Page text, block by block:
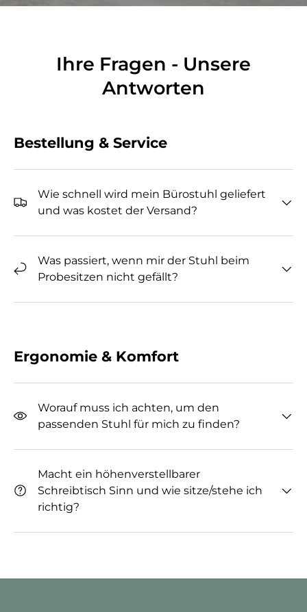
Ihre Fragen - Unsere
Antworten
Bestellung & Service
Wie schnell wird mein Bürostuhl geliefert
und was kostet der Versand?
Was passiert, wenn mir der Stuhl beim
Probesitzen nicht gefällt?
Ergonomie & Komfort
Worauf muss ich achten, um den
passenden Stuhl für mich zu finden?
Macht ein höhenverstellbarer
Schreibtisch Sinn und wie sitze/stehe ich
richtig?